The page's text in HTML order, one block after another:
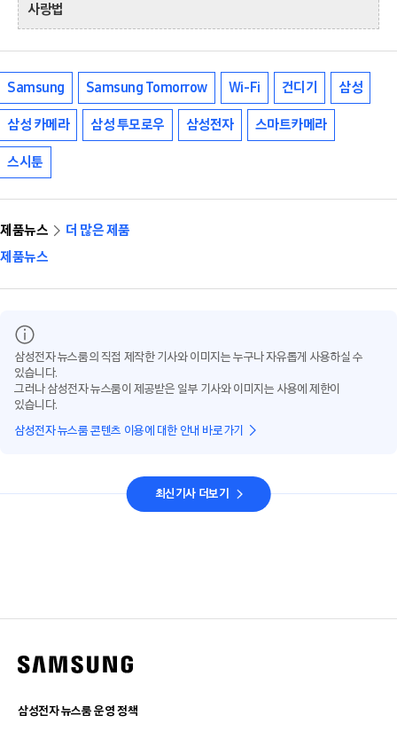
사랑법
Samsung Samsung Tomorrow Wi-Fi 건디기 삼성
삼성 카메라 삼성 투모로우 삼성전자 스마트카메라
스시툰
제품뉴스
더 많은 제품
제품뉴스
삼성전자 뉴스룸의 직접 제작한 기사와 이미지는 누구나 자유롭게 사용하실 수
있습니다.
그러나 삼성전자 뉴스룸이 제공받은 일부 기사와 이미지는 사용에 제한이
있습니다.
삼성전자 뉴스룸 콘텐츠 이용에 대한 안내 바로가기
최신기사 더보기
삼성전자 뉴스룸 운영 정책